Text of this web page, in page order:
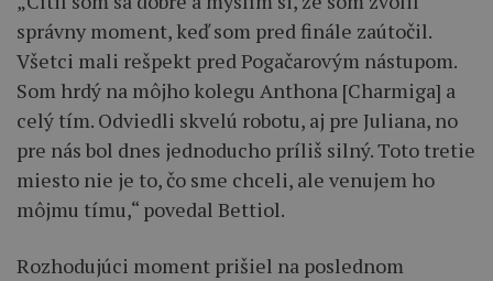
správny moment, keď som pred finále zaútočil.
Všetci mali rešpekt pred Pogačarovým nástupom.
Som hrdý na môjho kolegu Anthona [Charmiga] a
celý tím. Odviedli skvelú robotu, aj pre Juliana, no
pre nás bol dnes jednoducho príliš silný. Toto tretie
miesto nie je to, čo sme chceli, ale venujem ho
môjmu tímu,“ povedal Bettiol.
Rozhodujúci moment prišiel na poslednom